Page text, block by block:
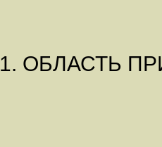
1. ОБЛАСТЬ